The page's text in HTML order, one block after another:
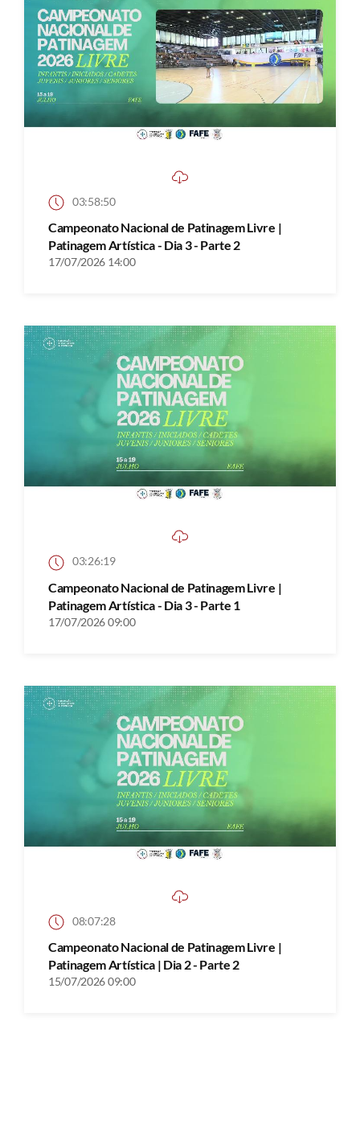
03:58:50
Campeonato Nacional de Patinagem Livre |
Patinagem Artística - Dia 3 - Parte 2
17/07/2026 14:00
03:26:19
Campeonato Nacional de Patinagem Livre |
Patinagem Artística - Dia 3 - Parte 1
17/07/2026 09:00
08:07:28
Campeonato Nacional de Patinagem Livre |
Patinagem Artística | Dia 2 - Parte 2
15/07/2026 09:00